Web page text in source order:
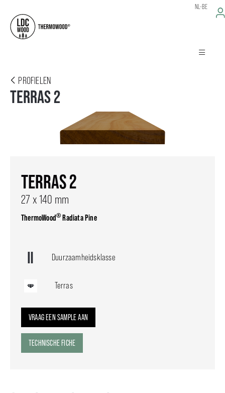
NL-BE
PROFIELEN
TERRAS 2
TERRAS 2
27 x 140 mm
ThermoWood®Radiata Pine
Duurzaamheidsklasse
Terras
VRAAG EEN SAMPLE AAN
TECHNISCHE FICHE